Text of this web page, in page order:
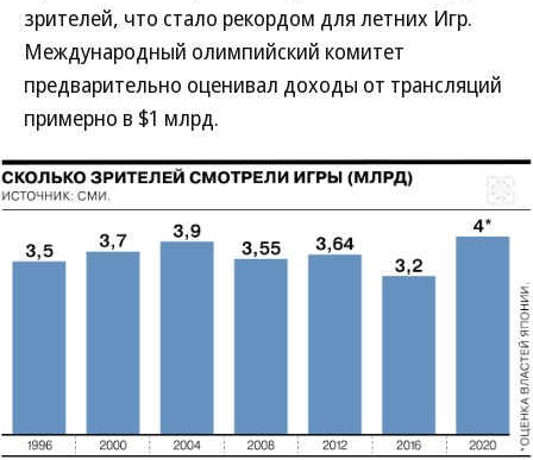
зрителей, что стало рекордом для летних Игр.
Международный олимпийский комитет
предварительно оценивал доходы от трансляций
примерно в $1 млрд.
Развернуть